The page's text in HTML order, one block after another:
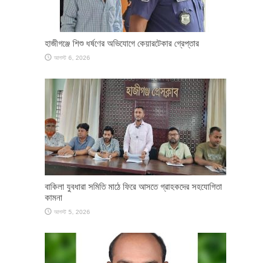
হাজীগঞ্জে শিশু ধর্ষণের অভিযোগে কেয়ারটেকার গ্রেপ্তার
আগস্ট 6, 2026
বাকিলা যুবধারা সমিতি মাঠে ফিরে আসতে গ্রাহকদের সহযোগিতা
কামনা
আগস্ট 5, 2026